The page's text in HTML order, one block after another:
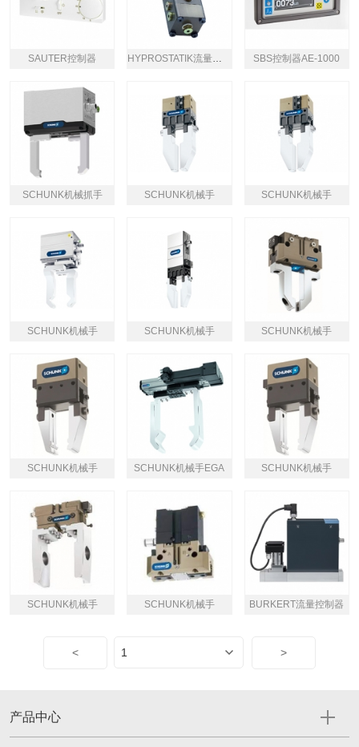
SAUTER控制器 HYPROSTATIK流量控制器 SBS控制器AE-1000
SCHUNK机械抓手 SCHUNK机械手 SCHUNK机械手
SCHUNK机械手 SCHUNK机械手 SCHUNK机械手
SCHUNK机械手 SCHUNK机械手EGA SCHUNK机械手
SCHUNK机械手 SCHUNK机械手 BURKERT流量控制器
< >
产品中心